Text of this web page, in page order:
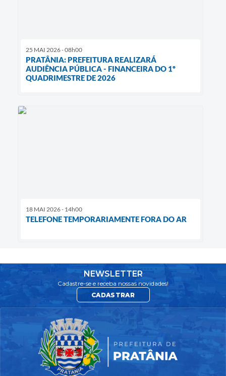
25 MAI 2026 - 08h00
PRATÂNIA: PREFEITURA REALIZARÁ
AUDIÊNCIA PÚBLICA - FINANCEIRA DO 1º
QUADRIMESTRE DE 2026
18 MAI 2026 - 14h00
TELEFONE TEMPORARIAMENTE FORA DO AR
NEWSLETTER
Cadastre-se e receba nossas novidades!
CADASTRAR